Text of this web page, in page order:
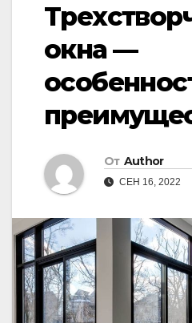
окна —
От Author
СЕН 16, 2022